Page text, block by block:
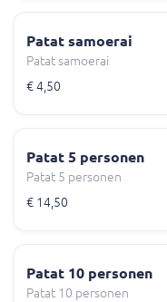
Patat samoerai
Patat samoerai
€ 4,50
Patat 5 personen
Patat 5 personen
€ 14,50
Patat 10 personen
Patat 10 personen